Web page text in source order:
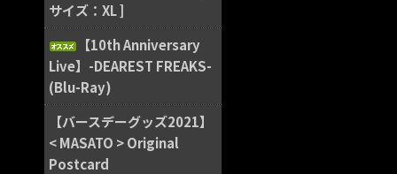
サイズ：XL ]
【10th Anniversary
Live】-DEAREST FREAKS-
(Blu-Ray)
【バースデーグッズ2021】
< MASATO > Original
Postcard